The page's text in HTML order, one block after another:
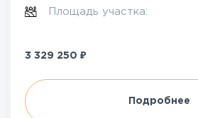
Площадь участка:
3 329 250 ₽
Подробнее